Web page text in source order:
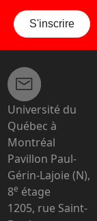
S'inscrire
Université du
Québec à
Montréal
Pavillon Paul-
Gérin-Lajoie (N),
8e étage
1205, rue Saint-